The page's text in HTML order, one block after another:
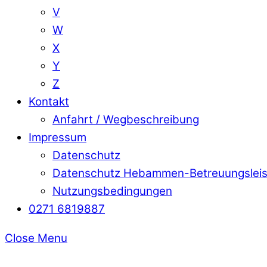
V
W
X
Y
Z
Kontakt
Anfahrt / Wegbeschreibung
Impressum
Datenschutz
Datenschutz Hebammen-
Nutzungsbedingungen
0271 6819887
Close Menu